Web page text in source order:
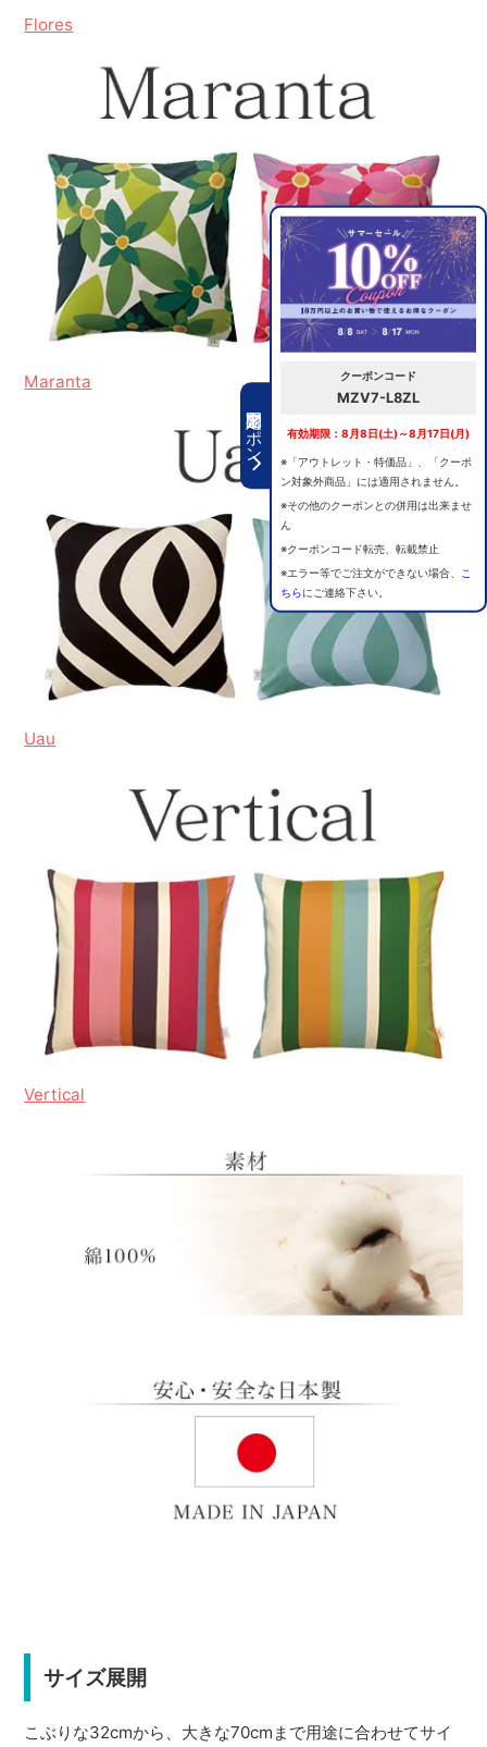
期間限定クーポン
クーポンコード
MZV7-L8ZL
有効期限：8月8日(土)～8月17日(月)
※「アウトレット・特価品」、「クーポ
ン対象外商品」には適用されません。
※その他のクーポンとの併用は出来ませ
ん
※クーポンコード転売、転載禁止
※エラー等でご注文ができない場合、
こ
ちらにご連絡下さい。
Flores
Maranta
Uau
Vertical
サイズ展開
こぶりな32cmから、大きな70cmまで用途に合わせてサイ